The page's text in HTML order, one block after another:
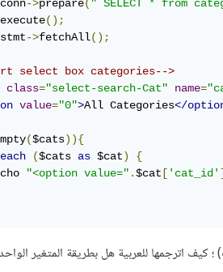
->prepare( " SELECT * from
execute();
->fetchAll();
select box categories-->
class="select-search-Cat" name=
value="0">All Categories</
($cats)){
($cats as $cat)
{
"<option value=" .$cat [ 'cat_id'
كيف اترجمها للعربية هل بطريقة المتغير